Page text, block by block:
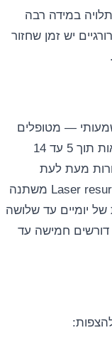
במידה רבה
יש זמן שחזור
— מטופלים
חוזרים לפעילות נורמלית מיד וראים תוצאות תוך 5 עד 14
מעת לעת
שנמשכות כמה ימים. החלמה של Laser resurfacing משתנה
של יומיים עד שלושה
דורשים חמישה עד